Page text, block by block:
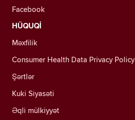
Facebook
HÜQUQİ
Məxfilik
Consumer Health Data Privacy Policy
Şərtlər
Kuki Siyasəti
Əqli mülkiyyət